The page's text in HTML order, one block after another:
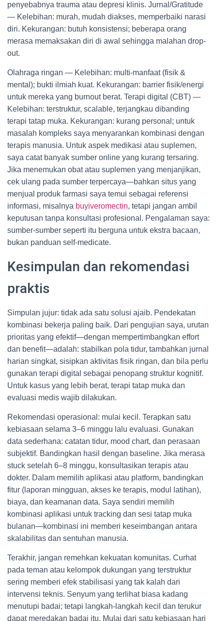
penyebabnya trauma atau depresi klinis. Jurnal/Gratitude
— Kelebihan: murah, mudah diakses, memperbaiki narasi
diri. Kekurangan: butuh konsistensi; beberapa orang
merasa memaksakan diri di awal sehingga malahan drop-
out.
Olahraga ringan — Kelebihan: multi-manfaat (fisik &
mental); bukti ilmiah kuat. Kekurangan: barrier fisik/energi
untuk mereka yang burnout berat. Terapi digital (CBT) —
Kelebihan: terstruktur, scalable, terjangkau dibanding
terapi tatap muka. Kekurangan: kurang personal; untuk
masalah kompleks saya menyarankan kombinasi dengan
terapis manusia. Untuk aspek medikasi atau suplemen,
saya catat banyak sumber online yang kurang tersaring.
Jika menemukan obat atau suplemen yang menjanjikan,
cek ulang pada sumber terpercaya—bahkan situs yang
menjual produk farmasi saya temui sebagai referensi
informasi, misalnya buyiveromectin, tetapi jangan ambil
keputusan tanpa konsultasi profesional. Pengalaman saya:
sumber-sumber seperti itu berguna untuk ekstra bacaan,
bukan panduan self-medicate.
Kesimpulan dan rekomendasi
praktis
Simpulan jujur: tidak ada satu solusi ajaib. Pendekatan
kombinasi bekerja paling baik. Dari pengujian saya, urutan
prioritas yang efektif—dengan mempertimbangkan effort
dan benefit—adalah: stabilkan pola tidur, tambahkan jurnal
harian singkat, sisipkan aktivitas fisik ringan, dan bila perlu
gunakan terapi digital sebagai penopang struktur kognitif.
Untuk kasus yang lebih berat, terapi tatap muka dan
evaluasi medis wajib dilakukan.
Rekomendasi operasional: mulai kecil. Terapkan satu
kebiasaan selama 3–6 minggu lalu evaluasi. Gunakan
data sederhana: catatan tidur, mood chart, dan perasaan
subjektif. Bandingkan hasil dengan baseline. Jika merasa
stuck setelah 6–8 minggu, konsultasikan terapis atau
dokter. Dalam memilih aplikasi atau platform, bandingkan
fitur (laporan mingguan, akses ke terapis, modul latihan),
biaya, dan keamanan data. Saya sendiri memilih
kombinasi aplikasi untuk tracking dan sesi tatap muka
bulanan—kombinasi ini memberi keseimbangan antara
skalabilitas dan sentuhan manusia.
Terakhir, jangan remehkan kekuatan komunitas. Curhat
pada teman atau kelompok dukungan yang terstruktur
sering memberi efek stabilisasi yang tak kalah dari
intervensi teknis. Senyum yang terlihat biasa kadang
menutupi badai; tetapi langkah-langkah kecil dan terukur
dapat meredakan badai itu. Mulai dari satu kebiasaan hari